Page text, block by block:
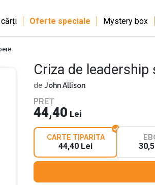
Oferte speciale Mystery box
Criza de
de John Allison
PREȚ
44,40 Lei
CARTE TIPARITA
44,40 Lei